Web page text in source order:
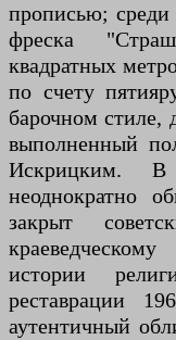
прописью;
фреска
квадратных
по счету
барочном стиле,
выполненный
Искрицким. В
неоднократно
закрыт
истории
реставрации
аутентичный